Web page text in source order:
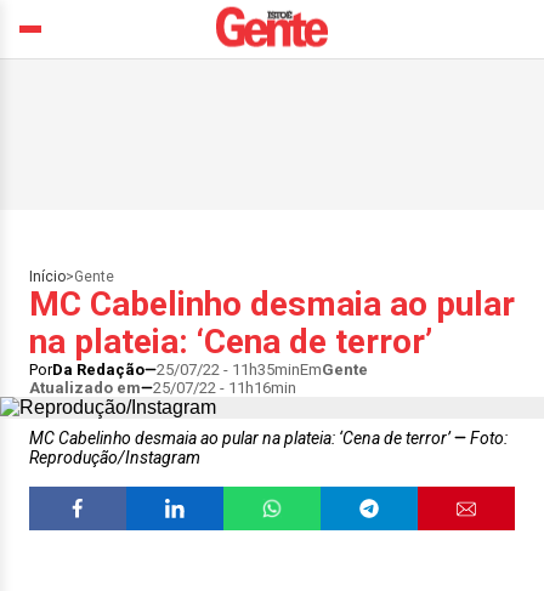
Início>Gente
MC Cabelinho desmaia ao pular
na plateia: ‘Cena de terror’
PorDa Redação 25/07/22 - 11h35minEmGente
Atualizado em
25/07/22 - 11h16min
MC Cabelinho desmaia ao pular na plateia: ‘Cena de terror’
Foto:
Reprodução/Instagram